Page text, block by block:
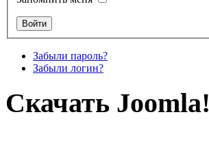
Забыли пароль?
Забыли логин?
Скачать Joomla!